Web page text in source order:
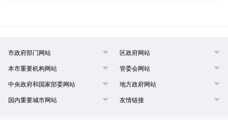
市政府部门网站 区政府网站
本市重要机构网站 管委会网站
中央政府和国家部委网站 地方政府网站
国内重要城市网站 友情链接